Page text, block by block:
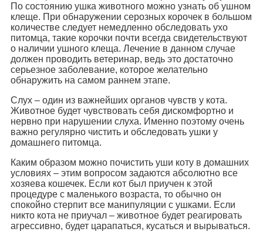
По состоянию ушка животного можно узнать об ушном
клеще. При обнаружении серозных корочек в большом
количестве следует немедленно обследовать ухо
питомца, такие корочки почти всегда свидетельствуют
о наличии ушного клеща. Лечение в данном случае
должен проводить ветеринар, ведь это достаточно
серьезное заболевание, которое желательно
обнаружить на самом раннем этапе.
Слух – один из важнейших органов чувств у кота.
Животное будет чувствовать себя дискомфортно и
нервно при нарушении слуха. Именно поэтому очень
важно регулярно чистить и обследовать ушки у
домашнего питомца.
Каким образом можно почистить уши коту в домашних
условиях – этим вопросом задаются абсолютно все
хозяева кошечек. Если кот был приучен к этой
процедуре с маленького возраста, то обычно он
спокойно стерпит все манипуляции с ушками. Если
никто кота не приучал – животное будет реагировать
агрессивно, будет царапаться, кусаться и вырываться.